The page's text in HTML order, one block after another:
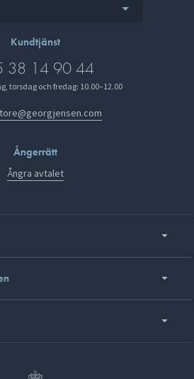
Kundtjänst
38 14 90 44
torsdag och fredag: 10.00–12.00
Ångerrätt
Ångra avtalet